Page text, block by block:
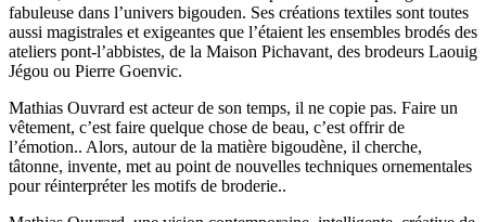
fabuleuse dans l’univers bigouden. Ses créations textiles sont toutes
aussi magistrales et exigeantes que l’étaient les ensembles brodés des
ateliers pont-l’abbistes, de la Maison Pichavant, des brodeurs Laouig
Jégou ou Pierre Goenvic.
Mathias Ouvrard est acteur de son temps, il ne copie pas. Faire un
vêtement, c’est faire quelque chose de beau, c’est offrir de
l’émotion.. Alors, autour de la matière bigoudène, il cherche,
tâtonne, invente, met au point de nouvelles techniques ornementales
pour réinterpréter les motifs de broderie..